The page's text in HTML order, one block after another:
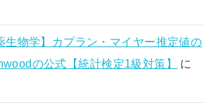
生物学】カプラン・マイヤー推定値の
の公式【統計検定1級対策】
に